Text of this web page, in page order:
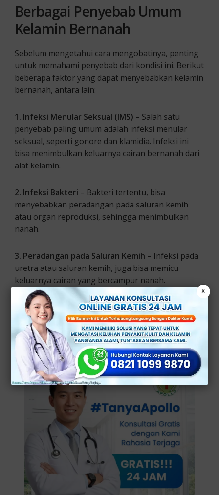
Berbagai Penyebab Umum
Kelamin Bernanah
Sebelum mengetahui cara mengobatinya, penting
untuk memahami penyebab dari kondisi ini. Berikut
beberapa faktor yang dapat menyebabkan kelamin
bernanah, antara lain:
1. Infeksi Menular Seksual (IMS) – Salah satu
penyebab paling umum adalah infeksi menular
seksual, seperti gonore dan klamidia. Infeksi ini
bisa menimbulkan keluarnya cairan bernanah dari
alat kelamin.
2. Infeksi Bakteri – Bakteri tertentu, bisa
menyebabkan peradangan pada saluran kemih
atau organ reproduksi, sehingga menimbulkan
nanah.
3. Peradangan pada Saluran Kemih – Infeksi pada
uretra atau saluran kemih, juga bisa memicu
keluarnya cairan yang bercampur nanah.
Beberapa jenis infeksi tersebut, umumnya dipicu
oleh kebersihan area genital yang kurang terjaga
dengan baik.
X